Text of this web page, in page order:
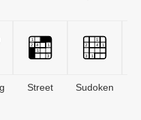
Street Sudoken